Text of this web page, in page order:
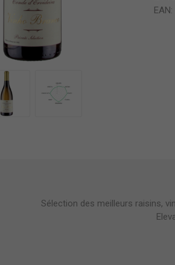
EAN:
Sélection des meilleurs raisins,